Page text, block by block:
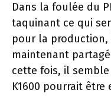
Dans la foulée du
taquinant ce qui
pour la production,
maintenant
cette fois, il
K1600 pourrait être